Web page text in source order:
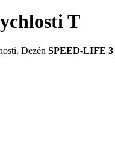
T
Dezén SPEED-LIFE 3